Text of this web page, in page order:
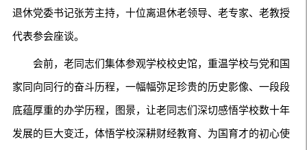
退休党委书记张芳主持，十位离退休老领导、老专家、老教授
代表参会座谈。
会前，老同志们集体参观学校校史馆，重温学校与党和国
家同向同行的奋斗历程，一幅幅弥足珍贵的历史影像、一段段
底蕴厚重的办学历程，图景，让老同志们深切感悟学校数十年
发展的巨大变迁，体悟学校深耕财经教育、为国育才的初心使